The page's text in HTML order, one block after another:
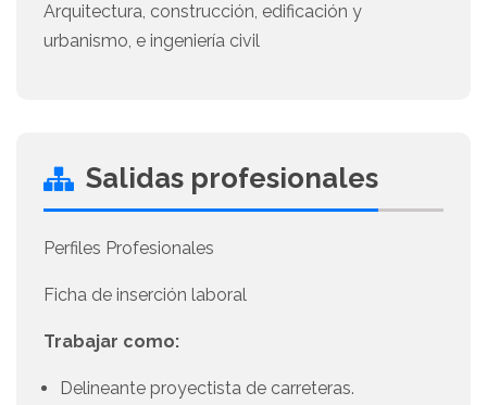
Arquitectura, construcción, edificación y
urbanismo, e ingeniería civil
Salidas profesionales
Perfiles Profesionales
Ficha de inserción laboral
Trabajar como:
Delineante proyectista de carreteras.